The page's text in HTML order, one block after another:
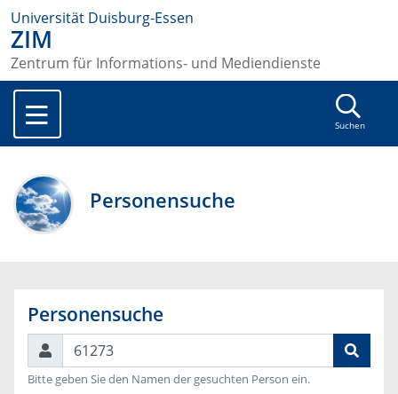
Universität Duisburg-Essen
ZIM
Zentrum für Informations- und Mediendienste
Suchen
Personensuche
Personensuche
Suchen
Bitte geben Sie den Namen der gesuchten Person ein.